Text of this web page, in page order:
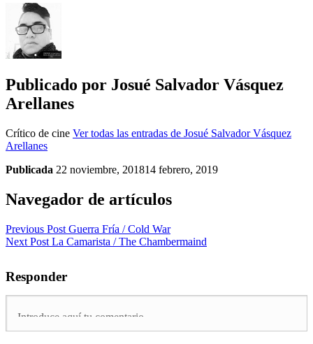
Publicado por Josué Salvador Vásquez
Arellanes
Crítico de cine Ver todas las entradas de Josué Salvador Vásquez
Arellanes
Publicada 22 noviembre, 201814 febrero, 2019
Navegador de artículos
Previous Post Guerra Fría / Cold War
Next Post La Camarista / The Chambermaind
Responder